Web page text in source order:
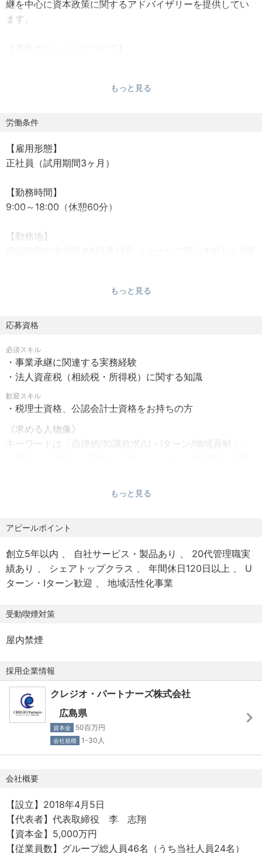
継を中心に資本政策に関するアドバイザリーを提供してい
ます。
第三者への売却（M&A）だけでなく、親族内承継、従業
般を支援します。
《具体的な業務内容》
顧客ヒアリングから対策の実行まで、一気通貫で伴走して
▼現状分析・初期提案
・財務諸表に基づいた株価試算、現状の課題抽出、最適な
▼詳細対策の立案：
・必要書類の作成支援、親族や従業員など利害関係者への
・最適な親族承継に向けた計画策定・実行
・意欲ある役員・従業員への承継（MBO）支援
・将来の事業承継や多角化を見据えた「ホールディングス
化」の組織再編コンサルティング など
【マーケットについて】
中小経営者が平均引退年齢に達する中、後継者が未定であ
ため、地域金融機関や公的機関と連携し、地域経済の未来
もっと見る
労働条件
【雇用形態】
正社員（試用期間3ヶ月）
【勤務時間】
9:00～18:00（休憩60分）
【勤務地】
年間110日（土日祝、夏季、年末年始）
昇給：年1回
賞与：年2回（別途決算賞与あり）
【福利厚生】
各種社会保管完備
【諸手当】
もっと見る
応募資格
必須スキル
・事業承継に関連する実務経験
・法人資産税（相続税・所得税）に関する知識
歓迎スキル
・税理士資格、公認会計士資格をお持ちの方
《求める人物像》
キーワードは「自律的/知識欲求/U・Iターン/地域貢献」。
ねられる方を歓迎いたします。もっと見る
アピールポイント
創立5年以内 自社サービス・製品あり
20代管理職実
績あり
シェアトップクラス 年間休日120日以上
U
ターン・Iターン歓迎
地域活性化事業
受動喫煙対策
屋内禁煙
採用企業情報
クレジオ・パートナーズ株式会社
広島県
資本金 50百万円
会社規模 1-30人
会社概要
【設立】2018年4月5日
【代表者】代表取締役 李 志翔
【資本金】5,000万円
【従業員数】グループ総人員46名（うち当社人員24名）